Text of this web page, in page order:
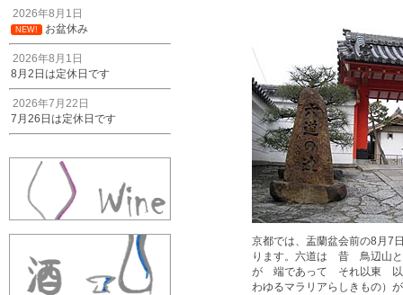
2026年8月1日
NEW! お盆休み
2026年8月1日
8月2日は定休日です
2026年7月22日
7月26日は定休日です
京都では、盂蘭盆会前の8月7
ります。六道は 昔 鳥辺山と
が 端であって それ以東 以
わゆるマラリアらしきもの